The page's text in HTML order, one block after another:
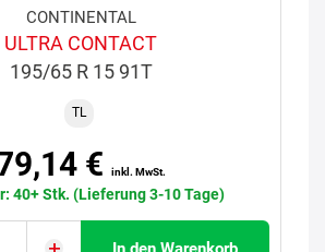
CONTINENTAL
ULTRA CONTACT
195/65 R 15 91T
TL
€ inkl. MwSt.
40+ Stk. (Lieferung 3-10 Tage)